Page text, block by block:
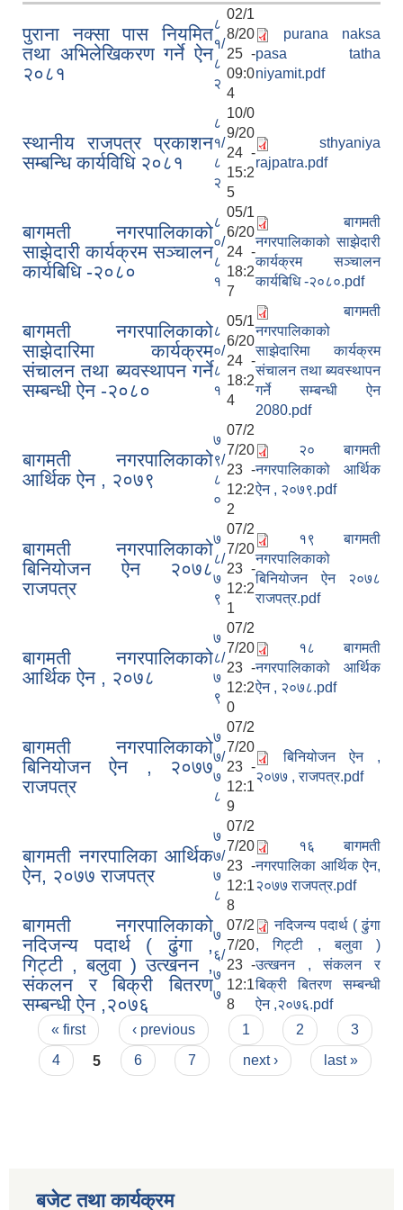
पुराना नक्सा पास नियमित
तथा अभिलेखिकरण गर्ने ऐन
२०८१
८
१/
८
२
02/1
8/20
25 -
09:0
4
purana naksa
pasa tatha
niyamit.pdf
स्थानीय राजपत्र प्रकाशन
सम्बन्धि कार्यविधि २०८१
८
१/
८
२
10/0
9/20
24 -
15:2
5
sthyaniya
rajpatra.pdf
बागमती नगरपालिकाको
साझेदारी कार्यक्रम सञ्चालन
कार्यबिधि -२०८०
८
०/
८
१
05/1
6/20
24 -
18:2
7
बागमती
नगरपालिकाको साझेदारी
कार्यक्रम सञ्चालन
कार्यबिधि -२०८०.pdf
बागमती नगरपालिकाको
साझेदारिमा कार्यक्रम
संचालन तथा ब्यवस्थापन गर्ने
सम्बन्धी ऐन -२०८०
८
०/
८
१
05/1
6/20
24 -
18:2
4
बागमती
नगरपालिकाको
साझेदारिमा कार्यक्रम
संचालन तथा ब्यवस्थापन
गर्ने सम्बन्धी ऐन
2080.pdf
बागमती नगरपालिकाको
आर्थिक ऐन , २०७९
७
९/
८
०
07/2
7/20
23 -
12:2
2
२० बागमती
नगरपालिकाको आर्थिक
ऐन , २०७९.pdf
बागमती नगरपालिकाको
बिनियोजन ऐन २०७८
राजपत्र
७
८/
७
९
07/2
7/20
23 -
12:2
1
१९ बागमती
नगरपालिकाको
बिनियोजन ऐन २०७८
राजपत्र.pdf
बागमती नगरपालिकाको
आर्थिक ऐन , २०७८
७
८/
७
९
07/2
7/20
23 -
12:2
0
१८ बागमती
नगरपालिकाको आर्थिक
ऐन , २०७८.pdf
बागमती नगरपालिकाको
बिनियोजन ऐन , २०७७
राजपत्र
७
७/
७
८
07/2
7/20
23 -
12:1
9
बिनियोजन ऐन ,
२०७७ , राजपत्र.pdf
बागमती नगरपालिका आर्थिक
ऐन, २०७७ राजपत्र
७
७/
७
८
07/2
7/20
23 -
12:1
8
१६ बागमती
नगरपालिका आर्थिक ऐन,
२०७७ राजपत्र.pdf
बागमती नगरपालिकाको
नदिजन्य पदार्थ ( ढुंगा ,
गिट्टी , बलुवा ) उत्खनन ,
संकलन र बिक्री बितरण
सम्बन्धी ऐन ,२०७६
७
६/
७
७
07/2
7/20
23 -
12:1
8
नदिजन्य पदार्थ ( ढुंगा
, गिट्टी , बलुवा )
उत्खनन , संकलन र
बिक्री बितरण सम्बन्धी
ऐन ,२०७६.pdf
Pages
« first ‹ previous 1 2
3
4
5 6 7 next › last »
बजेट तथा कार्यक्रम